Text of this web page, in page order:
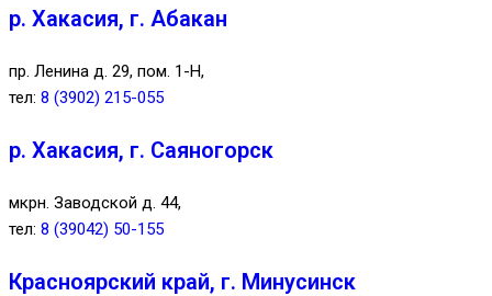
р. Хакасия, г. Абакан
пр. Ленина д. 29, пом. 1-Н,
тел: 8 (3902) 215-055
р. Хакасия, г. Саяногорск
мкрн. Заводской д. 44,
тел: 8 (39042) 50-155
Красноярский край, г. Минусинск